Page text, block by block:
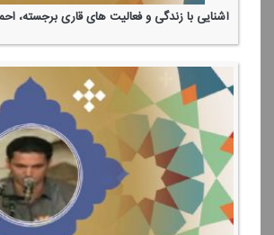
آشنایی با زندگی و فعالیت های قاری برجسته،